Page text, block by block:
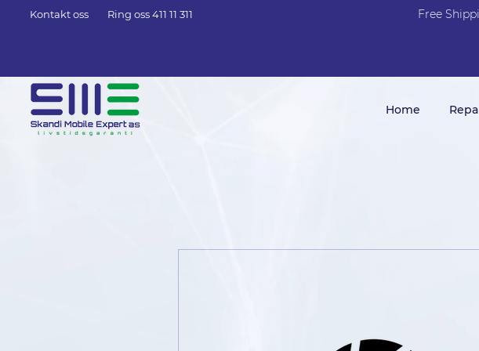
Kontakt oss Ring oss 411 11 311 Free Ship
Home